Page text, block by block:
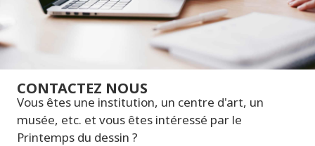
CONTACTEZ NOUS
Vous êtes une institution, un centre d'art, un
musée, etc. et vous êtes intéressé par le
Printemps du dessin ?